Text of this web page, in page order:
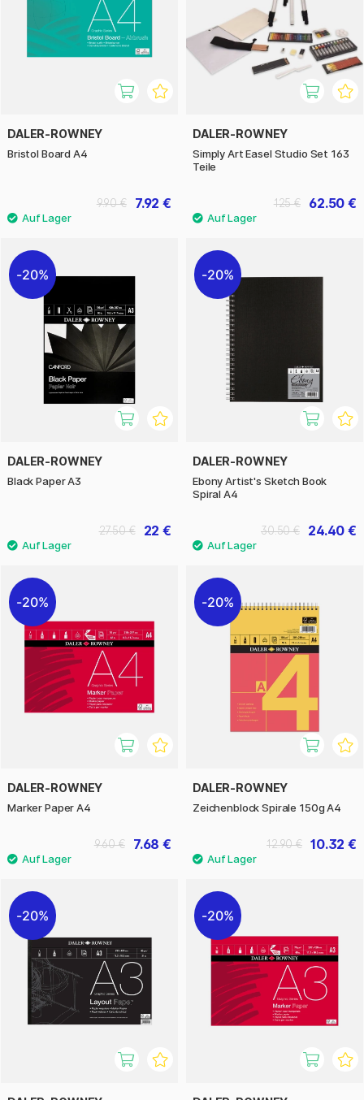
DALER-ROWNEY
Bristol Board A4
7.92 €
9.90 €
DALER-ROWNEY
Simply Art Easel Studio Set 163
Teile
62.50 €
125 €
20%
DALER-ROWNEY
Black Paper A3
22 €
27.50 €
20%
DALER-ROWNEY
Ebony Artist's Sketch Book
Spiral A4
24.40 €
30.50 €
20%
DALER-ROWNEY
Marker Paper A4
7.68 €
9.60 €
20%
DALER-ROWNEY
Zeichenblock Spirale 150g A4
10.32 €
12.90 €
20% 20%